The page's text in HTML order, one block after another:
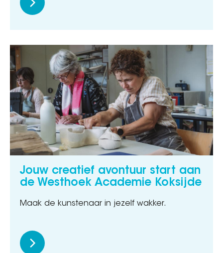
Jouw creatief avontuur start aan
de Westhoek Academie Koksijde
Maak de kunstenaar in jezelf wakker.